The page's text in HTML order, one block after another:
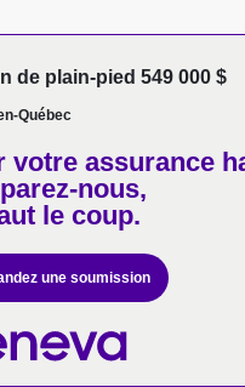
de plain-pied 549 000 $
Québec
votreassurance
nous,
le coup.
une soumission